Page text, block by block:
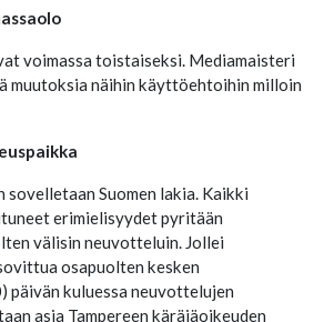
voimassa toistaiseksi. Mediamaisteri
muutoksia näihin käyttöehtoihin milloin
Suomen lakia. Kaikki
erimielisyydet pyritään
välisin neuvotteluin. Jollei
osapuolten kesken
päivän kuluessa neuvottelujen
asia Tampereen käräjäoikeuden